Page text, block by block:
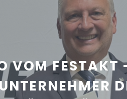
VOM FESTAKT